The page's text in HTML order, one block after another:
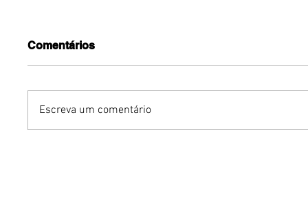
Comentários
Escreva um comentário